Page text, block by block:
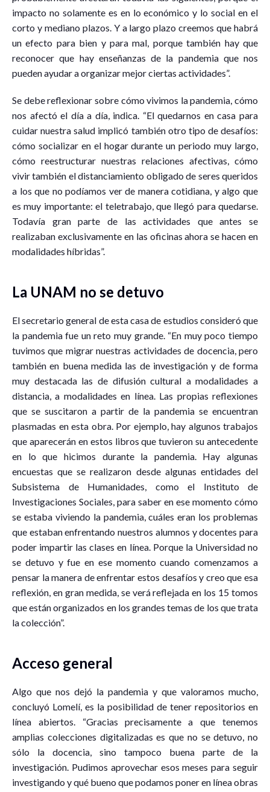
impacto no solamente es en lo económico y lo social en el
corto y mediano plazos. Y a largo plazo creemos que habrá
un efecto para bien y para mal, porque también hay que
reconocer que hay enseñanzas de la pandemia que nos
pueden ayudar a organizar mejor ciertas actividades”.
Se debe reflexionar sobre cómo vivimos la pandemia, cómo
nos afectó el día a día, indica. “El quedarnos en casa para
cuidar nuestra salud implicó también otro tipo de desafíos:
cómo socializar en el hogar durante un periodo muy largo,
cómo reestructurar nuestras relaciones afectivas, cómo
vivir también el distanciamiento obligado de seres queridos
a los que no podíamos ver de manera cotidiana, y algo que
es muy importante: el teletrabajo, que llegó para quedarse.
Todavía gran parte de las actividades que antes se
realizaban exclusivamente en las oficinas ahora se hacen en
modalidades híbridas”.
La UNAM no se detuvo
El secretario general de esta casa de estudios consideró que
la pandemia fue un reto muy grande. “En muy poco tiempo
tuvimos que migrar nuestras actividades de docencia, pero
también en buena medida las de investigación y de forma
muy destacada las de difusión cultural a modalidades a
distancia, a modalidades en línea. Las propias reflexiones
que se suscitaron a partir de la pandemia se encuentran
plasmadas en esta obra. Por ejemplo, hay algunos trabajos
que aparecerán en estos libros que tuvieron su antecedente
en lo que hicimos durante la pandemia. Hay algunas
encuestas que se realizaron desde algunas entidades del
Subsistema de Humanidades, como el Instituto de
Investigaciones Sociales, para saber en ese momento cómo
se estaba viviendo la pandemia, cuáles eran los problemas
que estaban enfrentando nuestros alumnos y docentes para
poder impartir las clases en línea. Porque la Universidad no
se detuvo y fue en ese momento cuando comenzamos a
pensar la manera de enfrentar estos desafíos y creo que esa
reflexión, en gran medida, se verá reflejada en los 15 tomos
que están organizados en los grandes temas de los que trata
la colección”.
Acceso general
Algo que nos dejó la pandemia y que valoramos mucho,
concluyó Lomelí, es la posibilidad de tener repositorios en
línea abiertos. “Gracias precisamente a que tenemos
amplias colecciones digitalizadas es que no se detuvo, no
sólo la docencia, sino tampoco buena parte de la
investigación. Pudimos aprovechar esos meses para seguir
investigando y qué bueno que podamos poner en línea obras